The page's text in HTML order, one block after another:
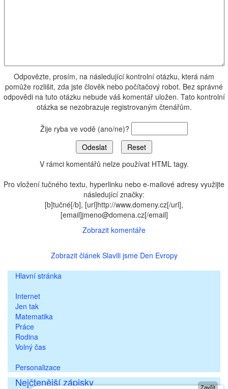
Odpovězte, prosím, na následující kontrolní otázku, která nám
pomůže rozlišit, zda jste člověk nebo počítačový robot. Bez správné
odpovědi na tuto otázku nebude váš komentář uložen. Tato kontrolní
otázka se nezobrazuje registrovaným čtenářům.
Žije ryba ve vodě (ano/ne)?
V rámci komentářů nelze používat HTML tagy.
Pro vložení tučného textu, hyperlinku nebo e-mailové adresy využijte
následující značky:
[b]tučné[/b], [url]http://www.domeny.cz[/url],
[email]jmeno@domena.cz[/email]
Zobrazit komentáře
Zobrazit článek Slavili jsme Den Evropy
Hlavní stránka
Internet
Jen tak
Matematika
Práce
Rodina
Volný čas
Personalizace
Nejčtenější zápisky Zavřít